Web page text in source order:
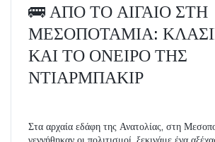
🚌 ΑΠΟ ΤΟ ΑΙΓΑΙΟ ΣΤΗ
ΜΕΣΟΠΟΤΑΜΙΑ:
ΚΑΙ ΤΟ ΟΝΕΙΡΟ ΤΗΣ
ΝΤΙΑΡΜΠΑΚΙΡ
Στα αρχαία εδάφη της Ανατολίας, στη